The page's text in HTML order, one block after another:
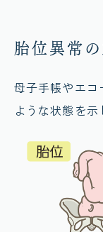
胎位異常
母子手帳やエコ
ような状態を示